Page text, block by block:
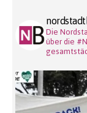
Die
über die